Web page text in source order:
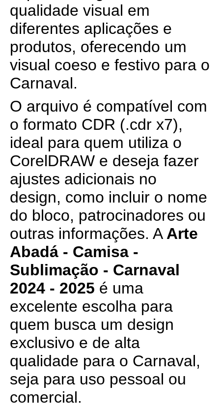
qualidade visual em
diferentes aplicações e
produtos, oferecendo um
visual coeso e festivo para o
Carnaval.
O arquivo é compatível com
o formato CDR (.cdr x7),
ideal para quem utiliza o
CorelDRAW e deseja fazer
ajustes adicionais no
design, como incluir o nome
do bloco, patrocinadores ou
outras informações. A Arte
Abadá - Camisa -
Sublimação - Carnaval
2024 - 2025 é uma
excelente escolha para
quem busca um design
exclusivo e de alta
qualidade para o Carnaval,
seja para uso pessoal ou
comercial.